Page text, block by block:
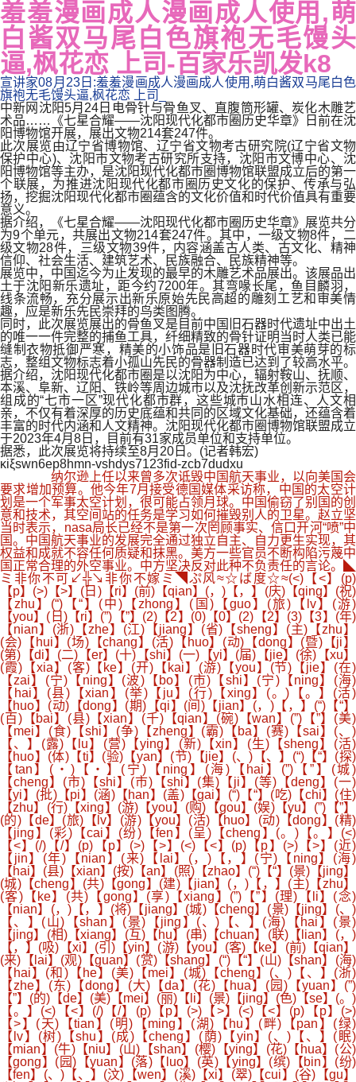
羞羞漫画成人漫画成人使用,萌
白酱双马尾白色旗袍无毛馒头
逼,枫花恋 上司-百家乐凯发k8
宣讲家08月23日:羞羞漫画成人漫画成人使用,萌白酱双马尾白色
旗袍无毛馒头逼,枫花恋 上司_
中新网沈阳5月24日电骨针与骨鱼叉、直腹筒形罐、炭化木雕艺
术品……《七星合耀――沈阳现代化都市圈历史华章》日前在沈
阳博物馆开展，展出文物214套247件。
此次展览由辽宁省博物馆、辽宁省文物考古研究院(辽宁省文物
保护中心)、沈阳市文物考古研究所支持，沈阳市文博中心、沈
阳博物馆等主办，是沈阳现代化都市圈博物馆联盟成立后的第一
个联展，为推进沈阳现代化都市圈历史文化的保护、传承与弘
扬，挖掘沈阳现代化都市圈蕴含的文化价值和时代价值具有重要
意义。
据介绍，《七星合耀――沈阳现代化都市圈历史华章》展览共分
为9个单元，共展出文物214套247件。其中，一级文物8件，二
级文物28件，三级文物39件，内容涵盖古人类、古文化、精神
信仰、社会生活、建筑艺术、民族融合、民族精神等。
展览中，中国迄今为止发现的最早的木雕艺术品展出。该展品出
土于沈阳新乐遗址，距今约7200年。其弯喙长尾，鱼目麟羽，
线条流畅，充分展示出新乐原始先民高超的雕刻工艺和审美情
趣，应是新乐先民崇拜的鸟类图腾。
同时，此次展览展出的骨鱼叉是目前中国旧石器时代遗址中出土
的唯一一件完整的捕鱼工具，纤细精致的骨针证明当时人类已能
缝制衣物抵御严寒，精美的小饰品是旧石器时代审美萌芽的标
志，整组文物标志着小孤山先民的骨器制造已达到了较高水平。
据介绍，沈阳现代化都市圈是以沈阳为中心，辐射鞍山、抚顺、
本溪、阜新、辽阳、铁岭等周边城市以及沈抚改革创新示范区，
组成的“七市一区”现代化都市群，这些城市山水相连、人文相
亲，不仅有着深厚的历史底蕴和共同的区域文化基础，还蕴含着
丰富的时代内涵和人文精神。沈阳现代化都市圈博物馆联盟成立
于2023年4月8日，目前有31家成员单位和支持单位。
据悉，此次展览将持续至8月20日。(记者韩宏)
κiξswn6ep8hmn-vshdys7123fid-zcb7dudxu
纳尔逊上任以来曾多次诋毁中国航天事业，以向美国会
要求增加预算。他今年7月接受德国媒体采访称，中国的太空计
划是一个军事太空计划，很可能占领月球。中国偷窃了别国的创
意和技术，其空间站的任务是学习如何摧毁别人的卫星。赵立坚
当时表示，nasa局长已经不是第一次罔顾事实、信口开河“喷”中
国。中国航天事业的发展完全通过独立自主、自力更生实现，其
权益和成就不容任何质疑和抹黑。美方一些官员不断构陷污蔑中
国正常合理的外空事业。中方坚决反对此种不负责任的言论。◣
ミ非你不可↙╬↘非你不嫁ミ◥ぷ风≈☆ば度☆≈(<)【<】(p)
【p】(>)【>】(日)【ri】(前)【qian】(，)【，】(庆)【qing】(祝)
【zhu】(“)【“】(中)【zhong】(国)【guo】(旅)【lv】(游)
【you】(日)【ri】(”)【”】(2)【2】(0)【0】(2)【2】(3)【3】(年)
【nian】(浙)【zhe】(江)【jiang】(省)【sheng】(主)【zhu】
(会)【hui】(场)【chang】(活)【huo】(动)【dong】(暨)【ji】
(第)【di】(二)【er】(十)【shi】(一)【yi】(届)【jie】(徐)【xu】
(霞)【xia】(客)【ke】(开)【kai】(游)【you】(节)【jie】(在)
【zai】(宁)【ning】(波)【bo】(市)【shi】(宁)【ning】(海)
【hai】(县)【xian】(举)【ju】(行)【xing】(。)【。】(活)
【huo】(动)【dong】(期)【qi】(间)【jian】(，)【，】(“)【“】
(百)【bai】(县)【xian】(千)【qian】(碗)【wan】(”)【”】(美)
【mei】(食)【shi】(争)【zheng】(霸)【ba】(赛)【sai】(、)
【、】(露)【lu】(营)【ying】(新)【xin】(生)【sheng】(活)
【huo】(体)【ti】(验)【yan】(节)【jie】(、)【、】(“)【“】(探)
【tan】(・)【・】(宁)【ning】(海)【hai】(”)【”】(城)
【cheng】(市)【shi】(市)【shi】(集)【ji】(等)【deng】(一)
【yi】(批)【pi】(涵)【han】(盖)【gai】(“)【“】(吃)【chi】(住)
【zhu】(行)【xing】(游)【you】(购)【gou】(娱)【yu】(”)【”】
(的)【de】(旅)【lv】(游)【you】(活)【huo】(动)【dong】(精)
【jing】(彩)【cai】(纷)【fen】(呈)【cheng】(。)【。】(<)
【<】(/)【/】(p)【p】(>)【>】(<)【<】(p)【p】(>)【>】(近)
【jin】(年)【nian】(来)【lai】(，)【，】(宁)【ning】(海)
【hai】(县)【xian】(按)【an】(照)【zhao】(“)【“】(景)【jing】
(城)【cheng】(共)【gong】(建)【jian】(，)【，】(主)【zhu】
(客)【ke】(共)【gong】(享)【xiang】(”)【”】(理)【li】(念)
【nian】(，)【，】(将)【jiang】(城)【cheng】(景)【jing】(、)
【、】(山)【shan】(景)【jing】(、)【、】(海)【hai】(景)
【jing】(相)【xiang】(互)【hu】(串)【chuan】(联)【lian】(，)
【，】(吸)【xi】(引)【yin】(游)【you】(客)【ke】(前)【qian】
(来)【lai】(观)【guan】(赏)【shang】(“)【“】(山)【shan】(海)
【hai】(和)【he】(美)【mei】(城)【cheng】(、)【、】(浙)
【zhe】(东)【dong】(大)【da】(花)【hua】(园)【yuan】(”)
【”】(的)【de】(美)【mei】(丽)【li】(景)【jing】(色)【se】(。)
【。】(<)【<】(/)【/】(p)【p】(>)【>】(<)【<】(p)【p】(>)
【>】(天)【tian】(明)【ming】(湖)【hu】(畔)【pan】(绿)
【lv】(树)【shu】(成)【cheng】(荫)【yin】(、)【、】(眠)
【mian】(牛)【niu】(山)【shan】(樱)【ying】(花)【hua】(公)
【gong】(园)【yuan】(落)【luo】(英)【ying】(缤)【bin】(纷)
【fen】(、)【、】(汶)【wen】(溪)【xi】(翠)【cui】(谷)【gu】